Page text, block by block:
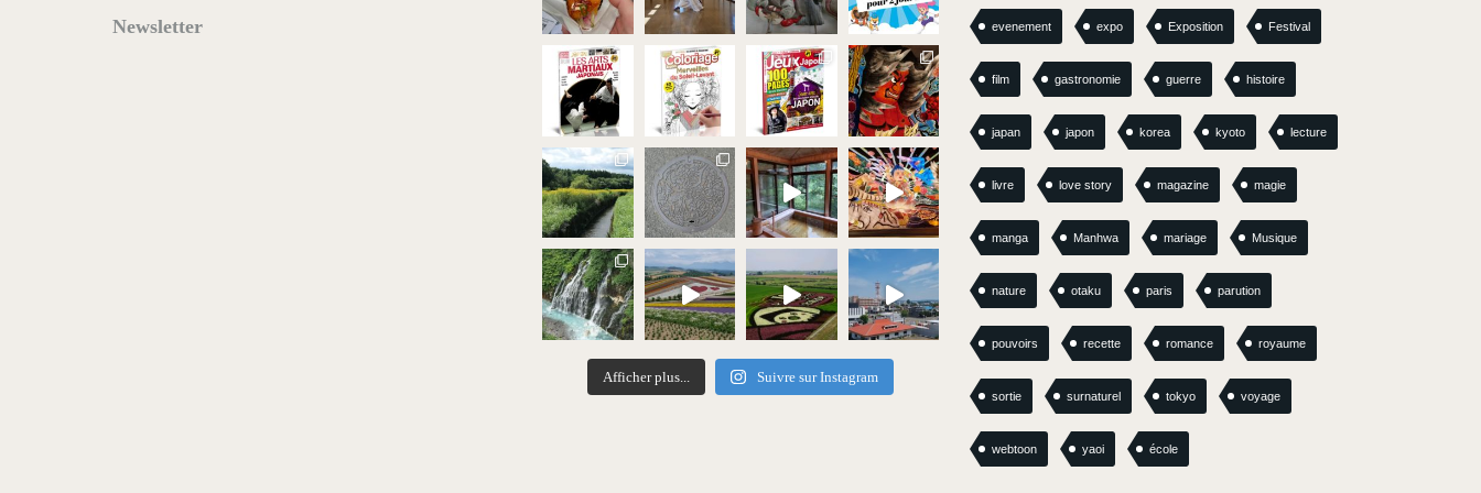
Newsletter
Afficher plus... Suivre sur Instagram
evenement expo Exposition Festival
film gastronomie guerre histoire
japan japon korea kyoto lecture
livre love story magazine magie
manga Manhwa mariage Musique
nature otaku paris parution
pouvoirs recette romance royaume
sortie surnaturel tokyo voyage
webtoon yaoi école